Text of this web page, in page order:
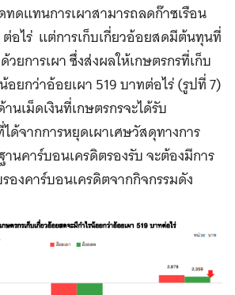
ทดแทนการเผาสามารถลดก๊าซเรือน
ต่อไร่ แต่การเก็บเกี่ยวอ้อยสดมีต้นทุนที่
วยการเผา ซึ่งส่งผลให้เกษตรกรที่เก็บ
อยกว่าอ้อยเผา 519 บาทต่อไร่ (รูปที่ 7)
นเม็ดเงินที่เกษตรกรจะได้รับ
ด้จากการหยุดเผาเศษวัสดุทางการ
านคาร์บอนเครดิตรองรับ จะต้องมีการ
องคาร์บอนเครดิตจากกิจกรรมดัง